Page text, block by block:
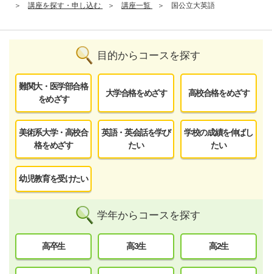
講座を探す・申し込む
講座一覧 国公立大英語
目的からコースを探す
難関大・医学部合格
をめざす
大学合格をめざす 高校合格をめざす
美術系大学・高校合
格をめざす
英語・英会話を学び
たい
学校の成績を伸ばし
たい
幼児教育を受けたい
学年からコースを探す
高卒生 高3生 高2生